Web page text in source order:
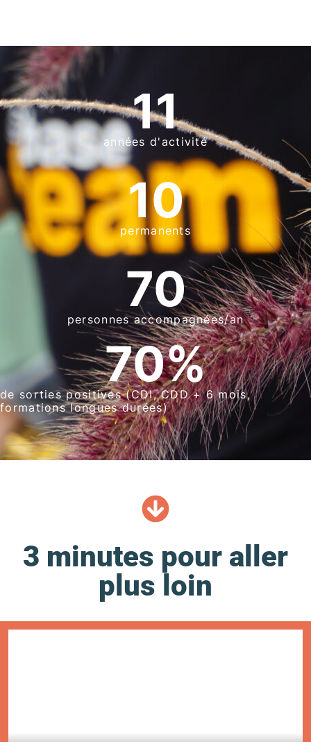
années d'activité
11
permanents
10
personnes accompagnées/an
70
de sorties positives (CDI, CDD + 6 mois,
formations longues durées)
70%
3 minutes pour aller
plus loin